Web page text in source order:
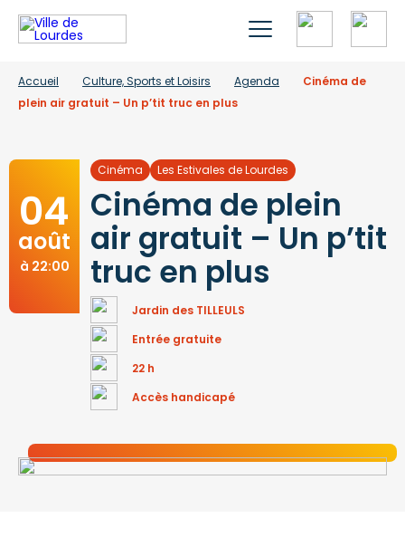
Accueil Culture, Sports et Loisirs Agenda
Cinéma de
plein air gratuit – Un p’tit truc en plus
04
août
à 22:00
Cinéma Les Estivales de Lourdes
Cinéma de plein
air gratuit – Un p’tit
truc en plus
Jardin des TILLEULS
Entrée gratuite
22 h
Accès handicapé